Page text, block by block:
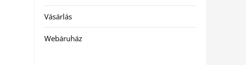
Vásárlás
Webáruház